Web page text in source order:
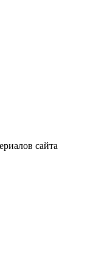
сайта